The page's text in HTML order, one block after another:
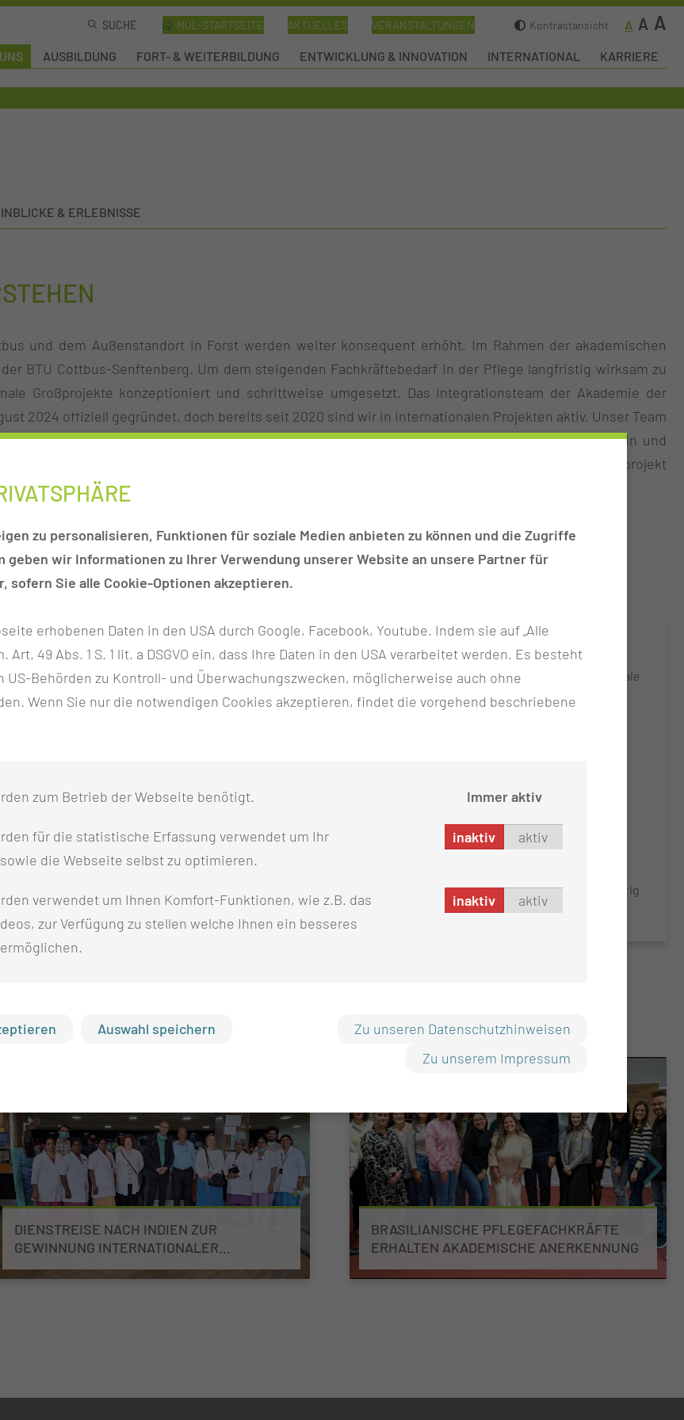
MUL-STARTSEITE AKTUELLES VERANSTALTUNGEN Kontrastansicht A A A
AUSBILDUNG FORT- & WEITERBILDUNG ENTWICKLUNG & INNOVATION INTERNATIONAL KARRIERE
& ERLEBNISSE
und dem Außenstandort in Forst werden weiter konsequent erhöht. Im Rahmen der akademischen
BTU Cottbus-Senftenberg. Um dem steigenden Fachkräftebedarf in der Pflege langfristig wirksam zu
Großprojekte konzeptioniert und schrittweise umgesetzt. Das Integrationsteam der Akademie der
2024 offiziell gegründet, doch bereits seit 2020 sind wir in internationalen Projekten aktiv. Unser Team
Gewinnung und Integration internationaler Pflegekräfte und internationalen Auszubildenden ein und
im Gesundheitswesen. Das durch das Land Brandenburg bestätigte Modellprojekt
nach einem neuen Ausbildungskonzept
Internationale Vernetzung
Unsere Arbeit erstreckt sich über internationale
Projekte in verschiedenen Ländern, darunter
neue Kooperationen. Zudem begleiten wir aktiv
aus Afghanistan, Syrien, Kamerun und Jordanien,
auch außerhalb unserer Großprojekte.
Ganzheitliche Begleitung
Unser Integrationsteam unterstützt internationale
Pflegefachkräfte und Auszubildende, die derzeit
Ausbildung oder Anerkennung bis hin zur
erfolgreichen Integration in den Arbeits- und
Ausbildungsalltag. Mit unserem Know-how und
Perspektiven für Fachkräfte und tragen nachhaltig
zur Stärkung der Gesundheitsversorgung bei.
DIENSTREISE NACH INDIEN ZUR
GEWINNUNG INTERNATIONALER
AUSZUBILDENDER IN KERALA
BRASILIANISCHE PFLEGEFACHKRÄFTE
ERHALTEN AKADEMISCHE ANERKENNUNG
zu personalisieren, Funktionen für soziale Medien anbieten zu können und die Zugriffe
geben wir Informationen zu Ihrer Verwendung unserer Website an unsere Partner für
sofern Sie alle Cookie-Optionen akzeptieren.
erhobenen Daten in den USA durch Google, Facebook, Youtube. Indem sie auf „Alle
49 Abs. 1 S. 1 lit. a DSGVO ein, dass Ihre Daten in den USA verarbeitet werden. Es besteht
US-Behörden zu Kontroll- und Überwachungszwecken, möglicherweise auch ohne
Wenn Sie nur die notwendigen Cookies akzeptieren, findet die vorgehend beschriebene
zum Betrieb der Webseite benötigt. Immer aktiv
für die statistische Erfassung verwendet um Ihr
die Webseite selbst zu optimieren.
inaktiv aktiv
verwendet um Ihnen Komfort-Funktionen, wie z.B. das
zur Verfügung zu stellen welche Ihnen ein besseres
inaktiv aktiv
Auswahl speichern
Zu unseren Datenschutzhinweisen
Zu unserem Impressum